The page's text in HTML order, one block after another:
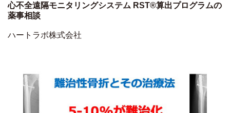
心不全遠隔モニタリングシステム RST®算出プログラムの
薬事相談
ハートラボ株式会社